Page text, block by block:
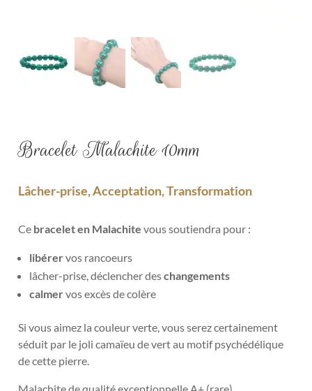
Bracelet Malachite 10mm
Lâcher-prise, Acceptation, Transformation
Ce bracelet en Malachite vous soutiendra pour :
libérervos rancoeurs
lâcher-prise, déclencher deschangements
calmervos excès de colère
Si vous aimez la couleur verte, vous serez certainement
séduit par le joli camaïeu de vert au motif psychédélique
de cette pierre.
Malachite de qualité exceptionnelle A+ (rare)